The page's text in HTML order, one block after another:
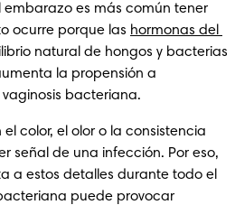
embarazo es más común tener
ocurre porque las hormonas del
natural de hongos y bacterias
la propensión a
bacteriana.
color, el olor o la consistencia
señal de una infección. Por eso,
a estos detalles durante todo el
puede provocar